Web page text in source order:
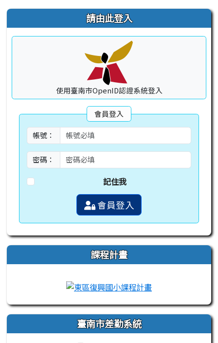
右邊區域內容 請由此登入
使用臺南市OpenID認證系統登入
會員登入
帳號：
密碼：
記住我
會員登入
課程計畫
link to http://
臺南市差勤系統